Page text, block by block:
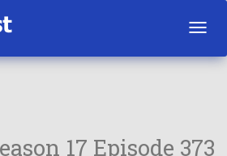
17 Episode 373